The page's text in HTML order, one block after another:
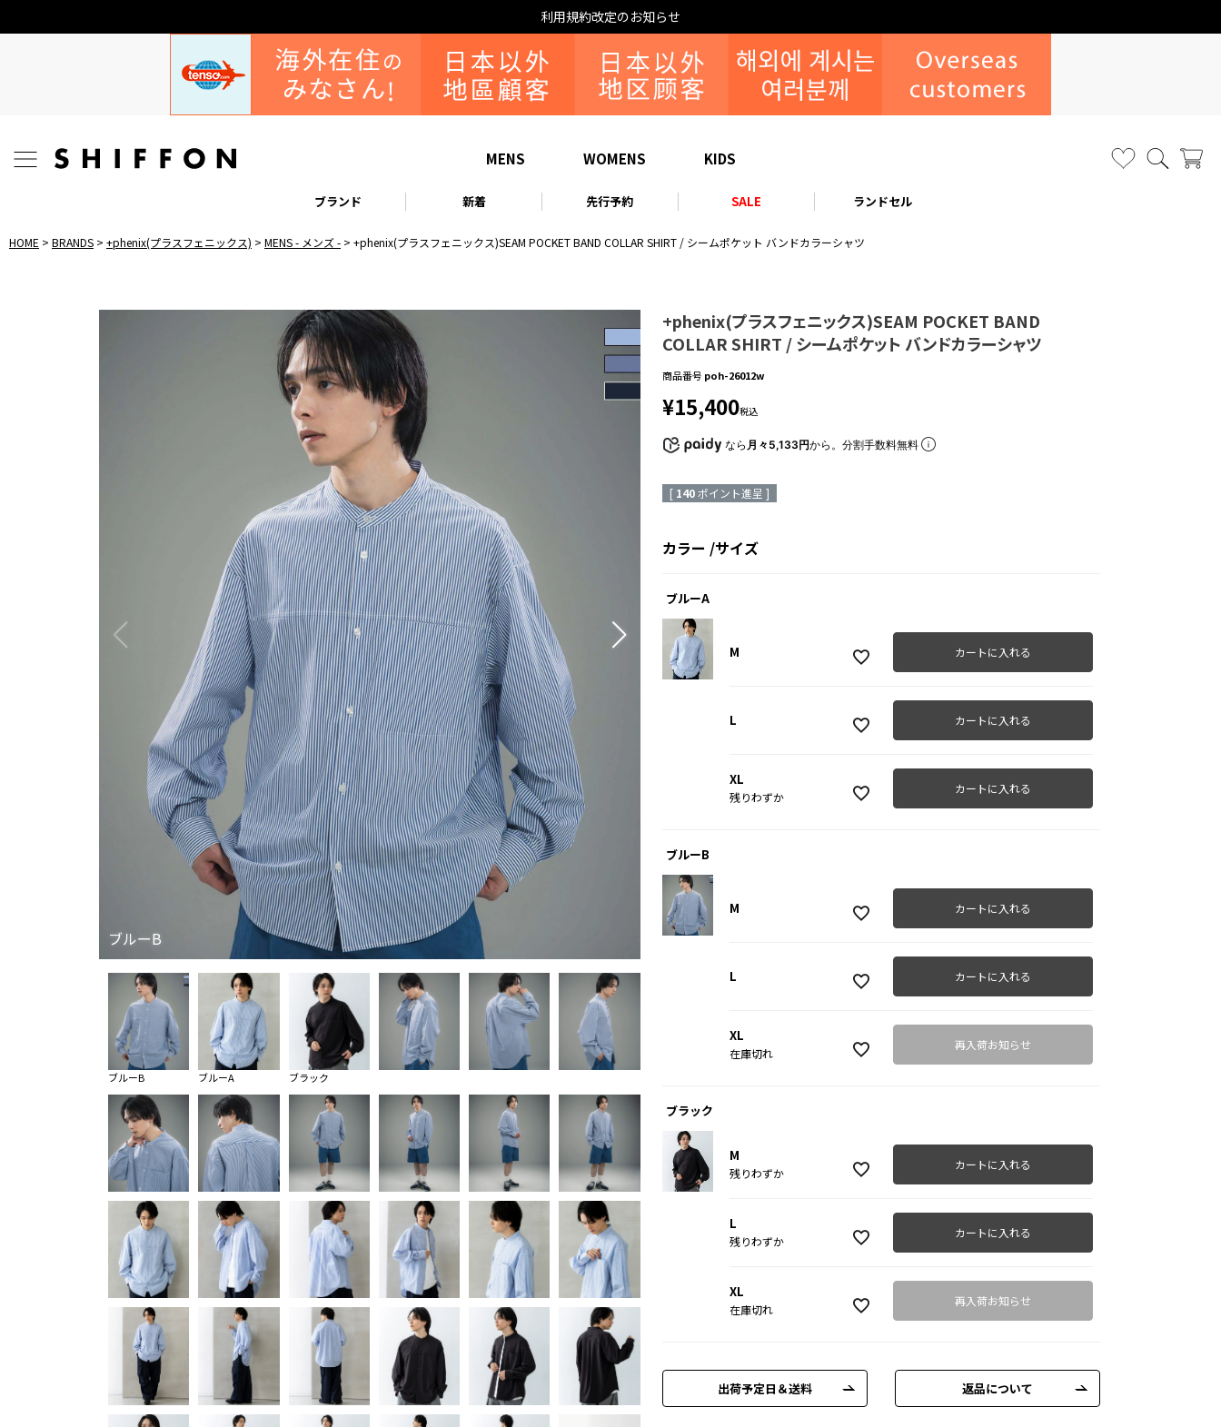
利用規約改定のお知らせ
MENS WOMENS KIDS
ブランド 新着 先行予約 SALE ランドセル
HOME BRANDS +phenix(プラスフェニックス) MENS - メンズ - +phenix(プラスフェニックス)SEAM POCKET BAND COLLAR SHIRT / シームポケット バンドカラーシャツ
ブルーB ブルーA
ブルーB ブルーA ブラック
+phenix(プラスフェニックス)SEAM POCKET BAND
COLLAR SHIRT / シームポケット バンドカラーシャツ
商品番号 poh-26012w
¥15,400税込
なら 月々5,133円から。分割手数料無料
[ 140ポイント進呈 ]
カラー サイズ
ブルーA
M カートに入れる
L カートに入れる
XL
残りわずか
カートに入れる
ブルーB
M カートに入れる
L カートに入れる
XL
在庫切れ
再入荷お知らせ
ブラック
M
残りわずか
カートに入れる
L
残りわずか
カートに入れる
XL
在庫切れ
再入荷お知らせ
出荷予定日＆送料 返品について